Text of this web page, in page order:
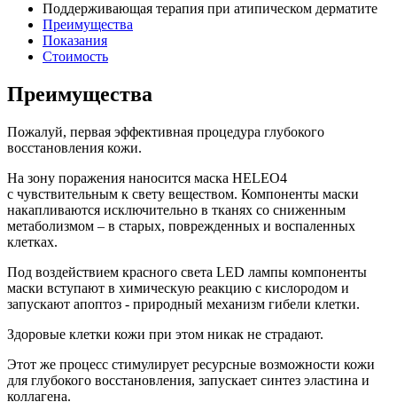
Поддерживающая терапия при атипическом дерматите
Преимущества
​Показания
Стоимость
Преимущества
Пожалуй, первая эффективная процедура глубокого
восстановления кожи.
На зону поражения наносится маска HELEO4
с чувствительным к свету веществом. Компоненты маски
накапливаются исключительно в тканях со сниженным
метаболизмом – в старых, поврежденных и воспаленных
клетках.
Под воздействием красного света LED лампы компоненты
маски вступают в химическую реакцию с кислородом и
запускают апоптоз - природный механизм гибели клетки.
Здоровые клетки кожи при этом никак не страдают.
Этот же процесс стимулирует ресурсные возможности кожи
для глубокого восстановления, запускает синтез эластина и
коллагена.